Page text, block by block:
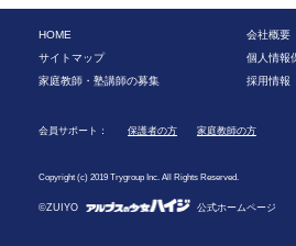
HOME
会社概要
サイトマップ
個人情報
家庭教師・塾講師の募集
採用情報
会員サポート： 保護者の方 家庭教師の方
Copyright (c) 2019 Trygroup Inc. All Rights Reserved.
©ZUIYO 公式ホームページ